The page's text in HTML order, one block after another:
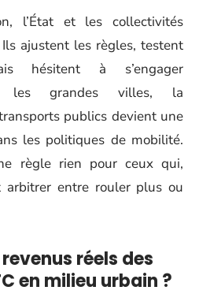
l’État et les collectivités
ajustent les règles, testent
hésitent à s’engager
les grandes villes, la
publics devient une
les politiques de mobilité.
règle rien pour ceux qui,
arbitrer entre rouler plus ou
réels des
en milieu urbain ?